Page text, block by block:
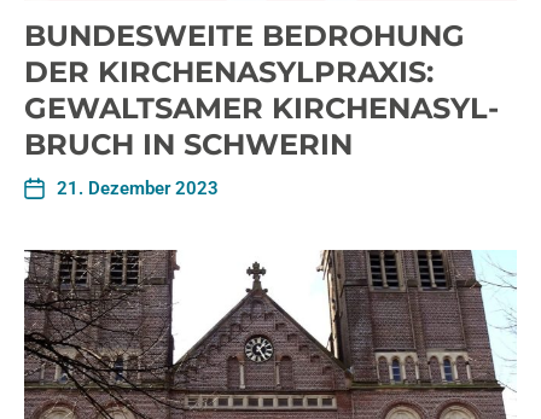
BUNDESWEITE BEDROHUNG
DER KIRCHENASYLPRAXIS:
GEWALTSAMER KIRCHENASYL-
BRUCH IN SCHWERIN
21. Dezember 2023